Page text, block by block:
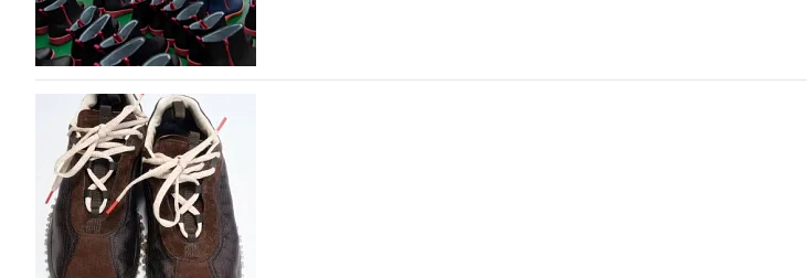
Объем мирового производства обуви в 2025 году практически не увеличился
В 2025 году мировое производство обуви практически не изменилось, зафиксировав
на 0,1% до 24,6 млрд пар, - данные опубликованы в аналитическом вестнике «Всемирный
2026», Португальской ассоциацией…
06.08.2026 888